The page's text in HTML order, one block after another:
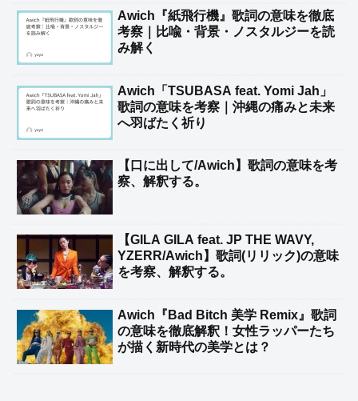
Awich『紙飛行機』歌詞の意味を徹底
考察｜比喩・背景・ノスタルジーを読
み解く
Awich「TSUBASA feat. Yomi Jah」
歌詞の意味を考察｜沖縄の痛みと未来
へ羽ばたく祈り
【口に出して/Awich】歌詞の意味を考
察、解釈する。
【GILA GILA feat. JP THE WAVY,
YZERR/Awich】歌詞(リリック)の意味
を考察、解釈する。
Awich『Bad Bitch 美学 Remix』歌詞
の意味を徹底解釈！女性ラッパーたち
が描く新時代の美学とは？